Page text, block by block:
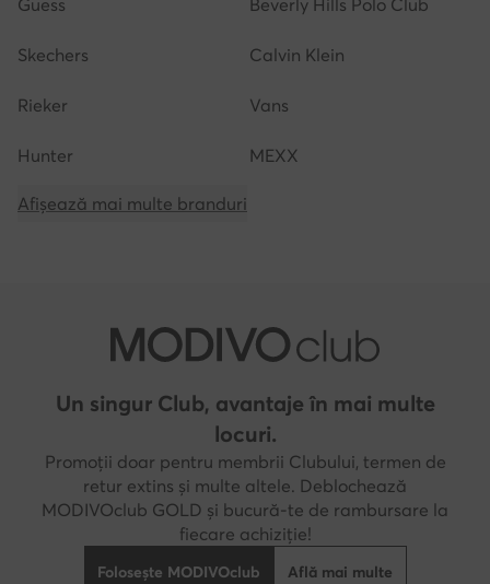
Skechers Calvin Klein
Rieker Vans
Hunter MEXX
Afișează mai multe branduri
Un singur Club, avantaje în mai multe
locuri.
Promoții doar pentru membrii Clubului, termen de
retur extins și multe altele. Deblochează
MODIVOclub GOLD și bucură-te de rambursare la
fiecare achiziție!
Folosește MODIVOclub Află mai multe